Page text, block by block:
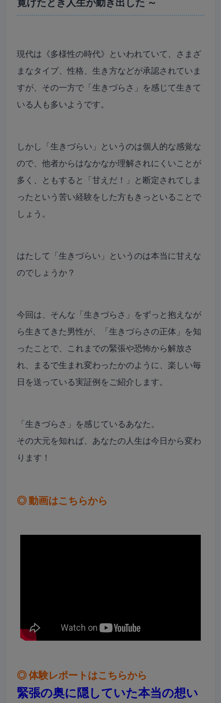
現代は《多様性の時代》といわれていて、さまざ
まなタイプ、性格、生き方などが承認されていま
すが、その一方で「生きづらさ」を感じて生きて
いる人も多いようです。
しかし「生きづらい」というのは個人的な感覚な
ので、他者からはなかなか理解されにくいことが
多く、ともすると「甘えだ！」と断定されてしま
ったという苦い経験をした方もきっといることで
しょう。
はたして「生きづらい」というのは本当に甘えな
のでしょうか？
今回は、そんな「生きづらさ」をずっと抱えなが
ら生きてきた男性が、「生きづらさの正体」を知
ったことで、これまでの緊張や恐怖から解放さ
れ、まるで生まれ変わったかのように、楽しい毎
日を送っている実証例をご紹介します。
「生きづらさ」を感じているあなた。
その大元を知れば、あなたの人生は今日から変わ
ります！
◎ 動画はこちらから
◎体験レポートはこちらから
緊張の奥に隠していた本当の想い